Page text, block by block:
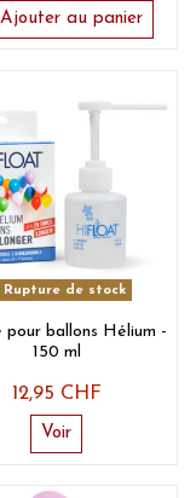
Ajouter au panier
Rupture de stock
pour ballons Hélium -
150 ml
12,95 CHF
Voir